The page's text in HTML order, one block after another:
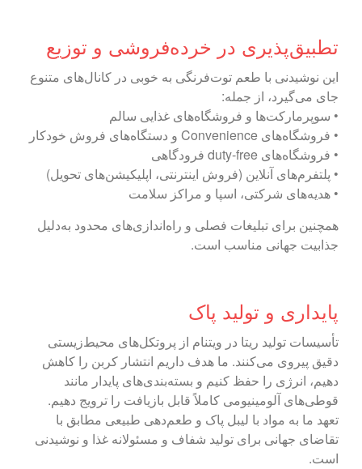
تطبیق‌پذیری در خرده‌فروشی و توزیع
این نوشیدنی با طعم توت‌فرنگی به خوبی در کانال‌های متنوع
جای می‌گیرد، از جمله:
• سوپرمارکت‌ها و فروشگاه‌های غذایی سالم
• فروشگاه‌های Convenience و دستگاه‌های فروش خودکار
• فروشگاه‌های duty‑free فرودگاهی
• پلتفرم‌های آنلاین (فروش اینترنتی، اپلیکیشن‌های تحویل)
• هدیه‌های شرکتی، اسپا و مراکز سلامت
همچنین برای تبلیغات فصلی و راه‌اندازی‌های محدود به‌دلیل
جذابیت جهانی مناسب است.
پایداری و تولید پاک
تأسیسات تولید ریتا در ویتنام از پروتکل‌های محیط‌زیستی
دقیق پیروی می‌کنند. ما هدف داریم انتشار کربن را کاهش
دهیم، انرژی را حفظ کنیم و بسته‌بندی‌های پایدار مانند
قوطی‌های آلومینیومی کاملاً قابل بازیافت را ترویج دهیم.
تعهد ما به مواد با لیبل پاک و طعم‌دهی طبیعی مطابق با
تقاضای جهانی برای تولید شفاف و مسئولانه غذا و نوشیدنی
است.